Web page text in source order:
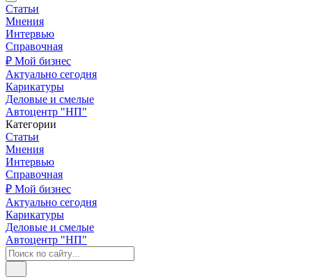
Статьи
Мнения
Интервью
Справочная
₽ Мой бизнес
Актуально сегодня
Карикатуры
Деловые и смелые
Автоцентр "НП"
Категории
Статьи
Мнения
Интервью
Справочная
₽ Мой бизнес
Актуально сегодня
Карикатуры
Деловые и смелые
Автоцентр "НП"